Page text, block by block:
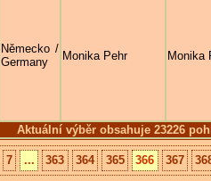
Aktuální výběr obsahuje 23226
Německo /
Germany
Monika Pehr Monika
7 ... 363 364 365 366 367